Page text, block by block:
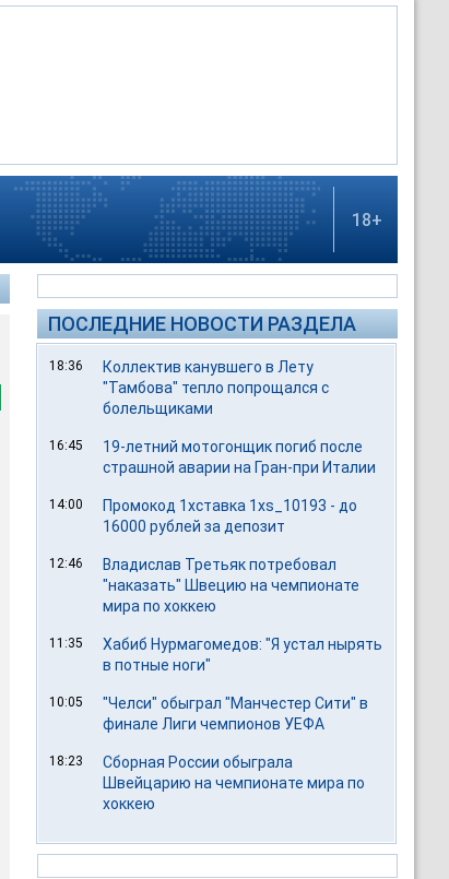
18+
ПОСЛЕДНИЕ НОВОСТИ РАЗДЕЛА
18:36
Коллектив канувшего в Лету
"Тамбова" тепло попрощался с
болельщиками
16:45
19-летний мотогонщик погиб после
страшной аварии на Гран-при Италии
14:00
Промокод 1хставка 1xs_10193 - до
16000 рублей за депозит
12:46
Владислав Третьяк потребовал
"наказать" Швецию на чемпионате
мира по хоккею
11:35
Хабиб Нурмагомедов: "Я устал нырять
в потные ноги"
10:05
"Челси" обыграл "Манчестер Сити" в
финале Лиги чемпионов УЕФА
18:23
Сборная России обыграла
Швейцарию на чемпионате мира по
хоккею